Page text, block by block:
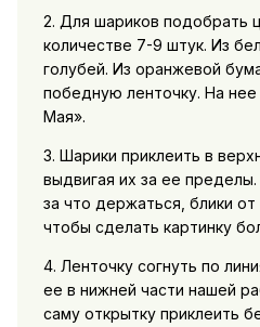
2. Для шариков подобрать
количестве 7-9 штук. Из
голубей. Из оранжевой
победную ленточку. На нее
Мая».
3. Шарики приклеить в
выдвигая их за ее пределы.
за что держаться, блики от
чтобы сделать картинку
4. Ленточку согнуть по
ее в нижней части нашей
саму открытку приклеить